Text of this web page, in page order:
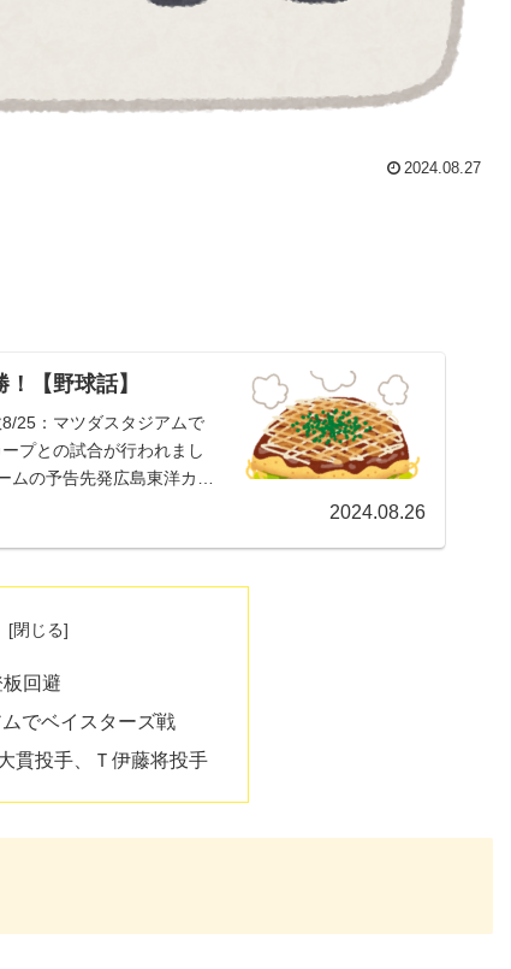
2024.08.27
【野球話】
25：マツダスタジアムで
プとの試合が行われまし
の予告先発広島東洋カー
2024.08.26
回避
でベイスターズ戦
貫投手、Ｔ伊藤将投手